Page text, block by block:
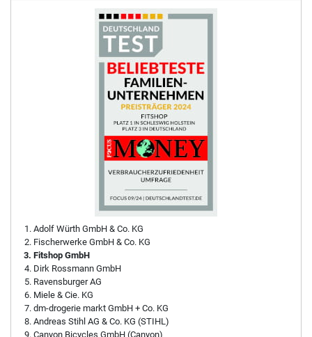
Adolf Würth GmbH & Co. KG
Fischerwerke GmbH & Co. KG
Fitshop GmbH
Dirk Rossmann GmbH
Ravensburger AG
Miele & Cie. KG
dm-drogerie markt GmbH + Co. KG
Andreas Stihl AG & Co. KG (STIHL)
Canyon Bicycles GmbH (Canyon)